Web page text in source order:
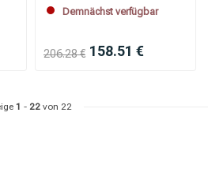
Demnächst verfügbar
206.28 € 158.51 €
1 - 22 von 22